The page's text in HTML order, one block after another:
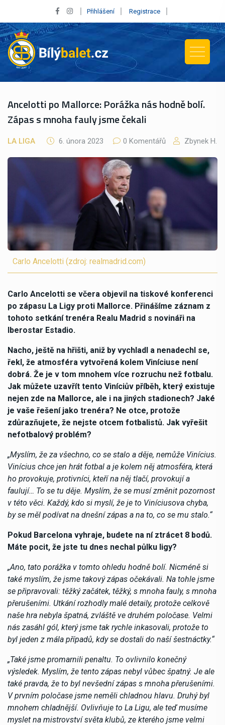
Přihlášení Registrace
Ancelotti po Mallorce: Porážka nás hodně bolí.
Zápas s mnoha fauly jsme čekali
LA LIGA 6. února 2023 0 Komentářů Zbynek H.
Carlo Ancelotti (zdroj: realmadrid.com)
Carlo Ancelotti se včera objevil na tiskové konferenci
po zápasu La Ligy proti Mallorce. Přinášíme záznam z
tohoto setkání trenéra Realu Madrid s novináři na
Iberostar Estadio.
Nacho, ještě na hřišti, aniž by vychladl a nenadechl se,
řekl, že atmosféra vytvořená kolem Viníciuse není
dobrá. Že je v tom mnohem více rozruchu než fotbalu.
Jak můžete uzavřít tento Viníciův příběh, který existuje
nejen zde na Mallorce, ale i na jiných stadionech? Jaké
je vaše řešení jako trenéra? Ne otce, protože
zdůrazňujete, že nejste otcem fotbalistů. Jak vyřešit
nefotbalový problém?
„Myslím, že za všechno, co se stalo a děje, nemůže Vinícius.
Vinícius chce jen hrát fotbal a je kolem něj atmosféra, která
ho provokuje, protivníci, kteří na něj tlačí, provokují a
faulují… To se tu děje. Myslím, že se musí změnit pozornost
v této věci. Každý, kdo si myslí, že je to Viníciusova chyba,
by se měl podívat na dnešní zápas a na to, co se mu stalo.“
Pokud Barcelona vyhraje, budete na ní ztrácet 8 bodů.
Máte pocit, že jste tu dnes nechal půlku ligy?
„Ano, tato porážka v tomto ohledu hodně bolí. Nicméně si
také myslím, že jsme takový zápas očekávali. Na tohle jsme
se připravovali: těžký začátek, těžký, s mnoha fauly, s mnoha
přerušeními. Utkání rozhodly malé detaily, protože celkově
naše hra nebyla špatná, zvláště ve druhém poločase. Velmi
nás zasáhl gól, který jsme tak rychle inkasovali, protože to
byl jeden z mála případů, kdy se dostali do naší šestnáctky.“
„Také jsme promarnili penaltu. To ovlivnilo konečný
výsledek. Myslím, že tento zápas nebyl vůbec špatný. Je ale
také pravda, že to byl nevšední zápas s mnoha přerušeními.
V prvním poločase jsme neměli chladnou hlavu. Druhý byl
mnohem chladnější. Ovlivňuje to La Ligu, ale teď musíme
myslet na mistrovství světa klubů, ze kterého jsme velmi